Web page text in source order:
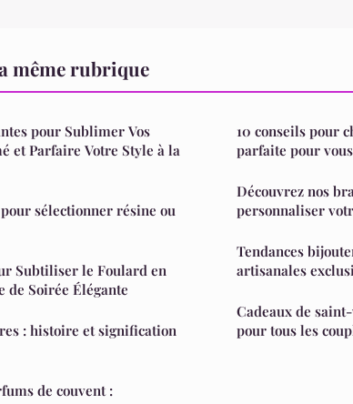
même rubrique
pour Sublimer Vos
et Parfaire Votre Style à la
sélectionner résine ou
Subtiliser le Foulard en
de Soirée Élégante
: histoire et signification
de couvent :
10 conseils pour
parfaite pour vous
Découvrez nos
personnaliser
Tendances
artisanales
Cadeaux de
pour tous les